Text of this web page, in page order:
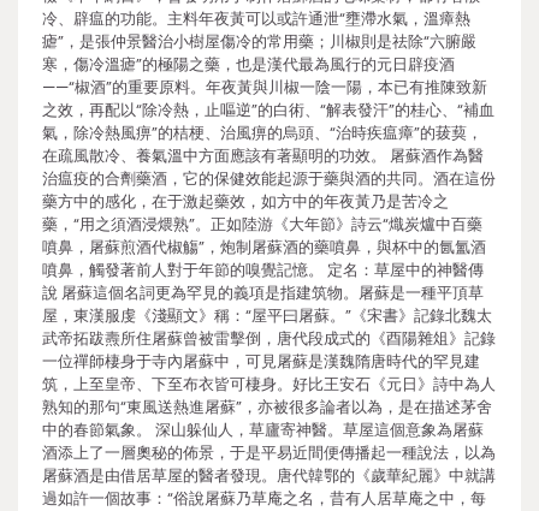
冷、辟瘟的功能。主料年夜黃可以或許通泄“壅滯水氣，溫瘴熱
瘧”，是張仲景醫治小樹屋傷冷的常用藥；川椒則是祛除“六腑嚴
寒，傷冷溫瘧”的極陽之藥，也是漢代最為風行的元日辟疫酒
——“椒酒”的重要原料。年夜黃與川椒一陰一陽，本已有推陳致新
之效，再配以“除冷熱，止嘔逆”的白術、“解表發汗”的桂心、“補血
氣，除冷熱風痹”的桔梗、治風痹的烏頭、“治時疾瘟瘴”的菝葜，
在疏風散冷、養氣溫中方面應該有著顯明的功效。 屠蘇酒作為醫
治瘟疫的合劑藥酒，它的保健效能起源于藥與酒的共同。酒在這份
藥方中的感化，在于激起藥效，如方中的年夜黃乃是苦冷之
藥，“用之須酒浸煨熟”。正如陸游《大年節》詩云“熾炭爐中百藥
噴鼻，屠蘇煎酒代椒觴”，炮制屠蘇酒的藥噴鼻，與杯中的氤氳酒
噴鼻，觸發著前人對于年節的嗅覺記憶。 定名：草屋中的神醫傳
說 屠蘇這個名詞更為罕見的義項是指建筑物。屠蘇是一種平頂草
屋，東漢服虔《淺顯文》稱：“屋平曰屠蘇。”《宋書》記錄北魏太
武帝拓跋燾所住屠蘇曾被雷擊倒，唐代段成式的《酉陽雜俎》記錄
一位禪師棲身于寺內屠蘇中，可見屠蘇是漢魏隋唐時代的罕見建
筑，上至皇帝、下至布衣皆可棲身。好比王安石《元日》詩中為人
熟知的那句“東風送熱進屠蘇”，亦被很多論者以為，是在描述茅舍
中的春節氣象。 深山躲仙人，草廬寄神醫。草屋這個意象為屠蘇
酒添上了一層奧秘的佈景，于是平易近間便傳播起一種說法，以為
屠蘇酒是由借居草屋的醫者發現。唐代韓鄂的《歲華紀麗》中就講
過如許一個故事：“俗說屠蘇乃草庵之名，昔有人居草庵之中，每